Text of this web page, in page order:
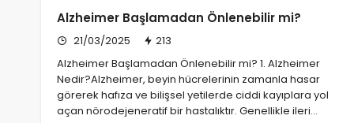
Alzheimer Başlamadan Önlenebilir mi?
21/03/2025
213
Alzheimer Başlamadan Önlenebilir mi? 1. Alzheimer
Nedir?Alzheimer, beyin hücrelerinin zamanla hasar
görerek hafıza ve bilişsel yetilerde ciddi kayıplara yol
açan nörodejeneratif bir hastalıktır. Genellikle ileri…